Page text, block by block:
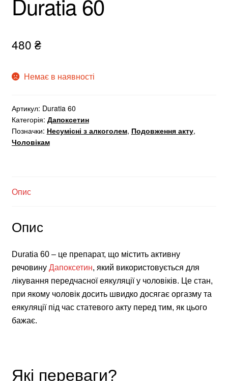
480 ₴
Немає в наявності
Артикул: Duratia 60
Категорія: Дапоксетин
Позначки: Несумісні з алкоголем, Подовження акту,
Чоловікам
Опис
Опис
Duratia 60 – це препарат, що містить активну
речовину Дапоксетин, який використовується для
лікування передчасної еякуляції у чоловіків. Це стан,
при якому чоловік досить швидко досягає оргазму та
еякуляції під час статевого акту перед тим, як цього
бажає.
Які переваги?